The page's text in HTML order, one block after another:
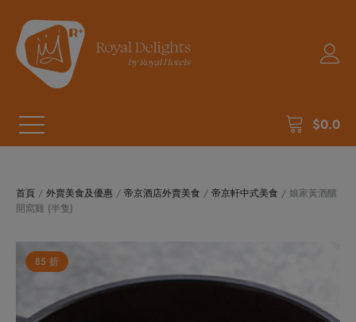
$0.0
首頁 / 外賣美食及優惠 / 帝京酒店外賣美食 / 帝京軒中式美食 / 娘家黃酒釀
開窩雞 (半隻)
85 折